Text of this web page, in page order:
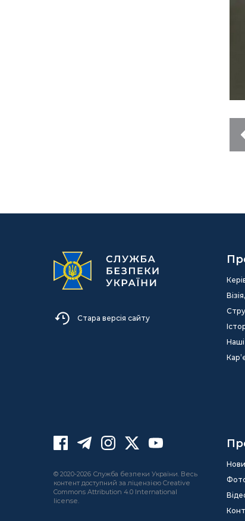
Стара версія сайту
Наші
© 2020-2026 Служба безпеки України. Весь
контент доступний за ліцензією Creative
Commons Attribution 4.0 International
license.